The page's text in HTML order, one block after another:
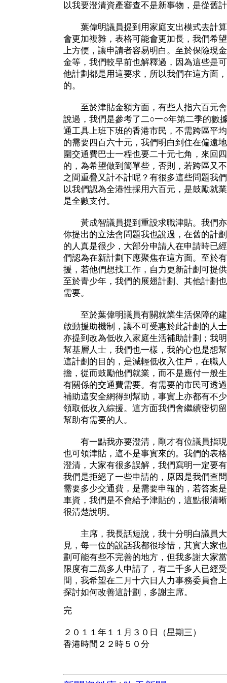
以我要澄清資產審查不是新事物，是從舊
葉偉明議員提到用家庭支出模式去計算
會更加複雜，表格可能會更加長，我們希
上方便，讓申請者容易明白。至於保險現
金等，我們較早前也解釋過，因為這些是
他計劃都是用這要求，所以我們在這方面
的。
至於津貼金額方面，有些人指六百元會
說過，我們是參考了二○一○年第二季的數
通工具上班下班的香港市民，不需跨區平
的需要四百六十元，我們明白到住在偏遠
圍交通費巴士一程也要二十元七角，來回
的，為希望做到簡單些，否則，若跨區又
之間重疊又計不計呢？有很多這些問題我
以我們認為全港性採用六百元，是鼓勵就
是全數支付。
黃成智議員提到重設求職津貼。我們亦
你提出的立法會問題我也說過，在舊的計
的人真是很少，大部分申請人在申請時已
們認為在新計劃下應聚焦在這方面。至於
援，若他們想找工作，自力更新計劃可提
至於青少年，我們的展翅計劃、其他計劃
需要。
至於葉偉明議員有關就業生活保障的建
啟動援助機制，讓不可受惠於此計劃的人
亦提到改為低收入家庭生活補助計劃；我
幫基層人士，我們也一樣，我的心也是想
這計劃的目的，是減輕低收入住戶，在職
擔，從而鼓勵他們就業，而不是應付一般
有關係的交通費需要。有需要的市民可透
補助這安全網得到幫助，事實上亦都有不
領取低收入綜援。這方面我們會繼續密切
幫助有需要的人。
有一點我亦要澄清，剛才有位議員指現
也可領津貼，這不是事實來的。我們的表
澄清，大家有很多誤解，我們寫明一定要
我們是拒絕了一些申請的，原因是我們查
需要多少交通費，是需要申報的，若答案
車資，我們是不會給予津貼的，這點很清
很清楚說明。
主席，我長話短說，我十分明白議員大
見，每一位的說話我都很珍惜，其實大家
劃可能有些不完善的地方，但我多謝大家
限度有二萬多人申請了，有二千多人已經
間，我希望在二月十六日人力事務委員會
探討如何改善這計劃，多謝主席。
完
２０１１年１１月３０日（星期三）
香港時間２２時５０分